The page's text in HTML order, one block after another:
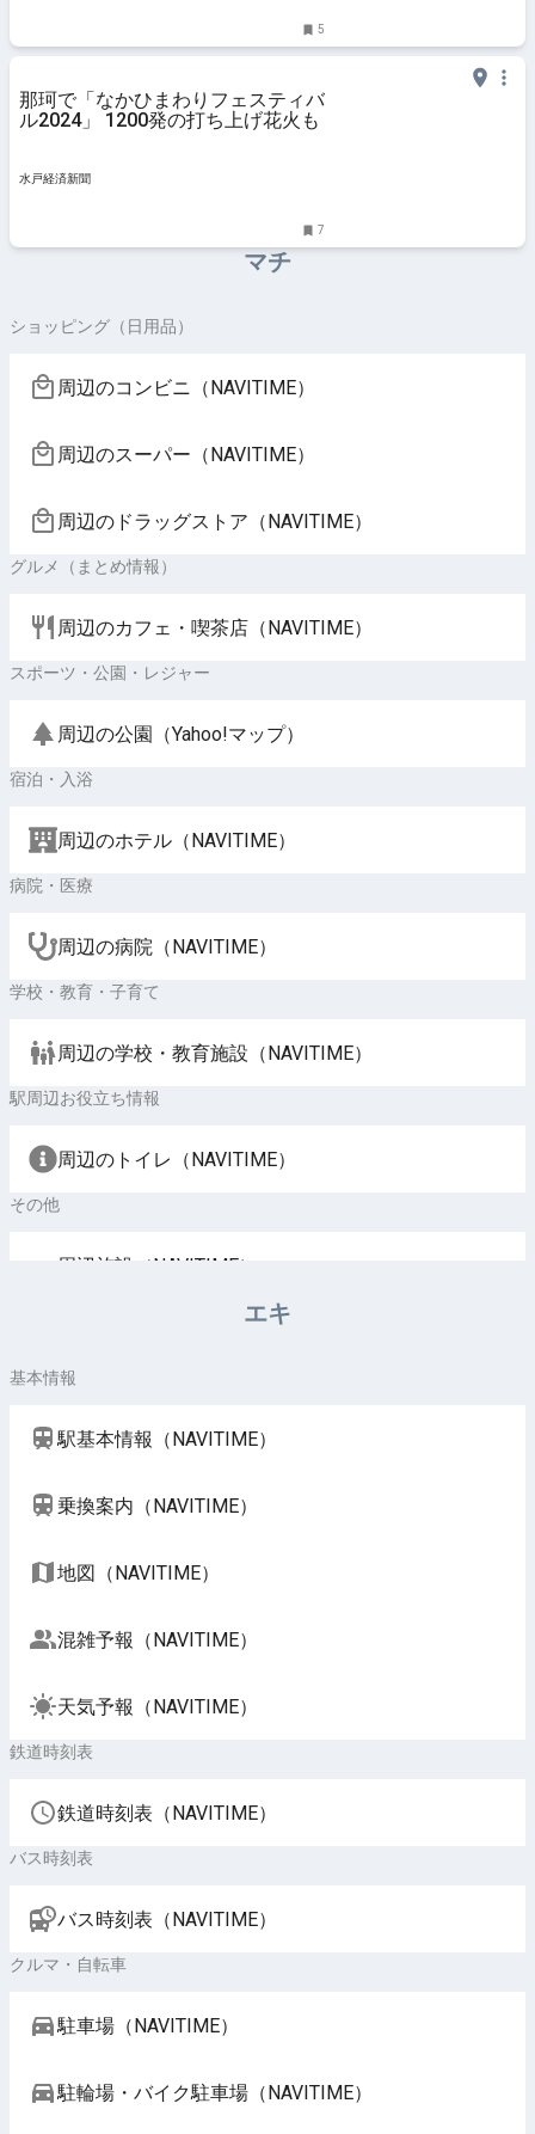
5
那珂で「なかひまわりフェスティバ
ル2024」 1200発の打ち上げ花火も
水戸経済新聞
7
マチ
ショッピング（日用品）
周辺のコンビニ（NAVITIME）
周辺のスーパー（NAVITIME）
周辺のドラッグストア（NAVITIME）
グルメ（まとめ情報）
周辺のカフェ・喫茶店（NAVITIME）
スポーツ・公園・レジャー
周辺の公園（Yahoo!マップ）
宿泊・入浴
周辺のホテル（NAVITIME）
病院・医療
周辺の病院（NAVITIME）
学校・教育・子育て
周辺の学校・教育施設（NAVITIME）
駅周辺お役立ち情報
周辺のトイレ（NAVITIME）
その他
周辺施設（NAVITIME）
エキ
基本情報
駅基本情報（NAVITIME）
乗換案内（NAVITIME）
地図（NAVITIME）
混雑予報（NAVITIME）
天気予報（NAVITIME）
鉄道時刻表
鉄道時刻表（NAVITIME）
バス時刻表
バス時刻表（NAVITIME）
クルマ・自転車
駐車場（NAVITIME）
駐輪場・バイク駐車場（NAVITIME）